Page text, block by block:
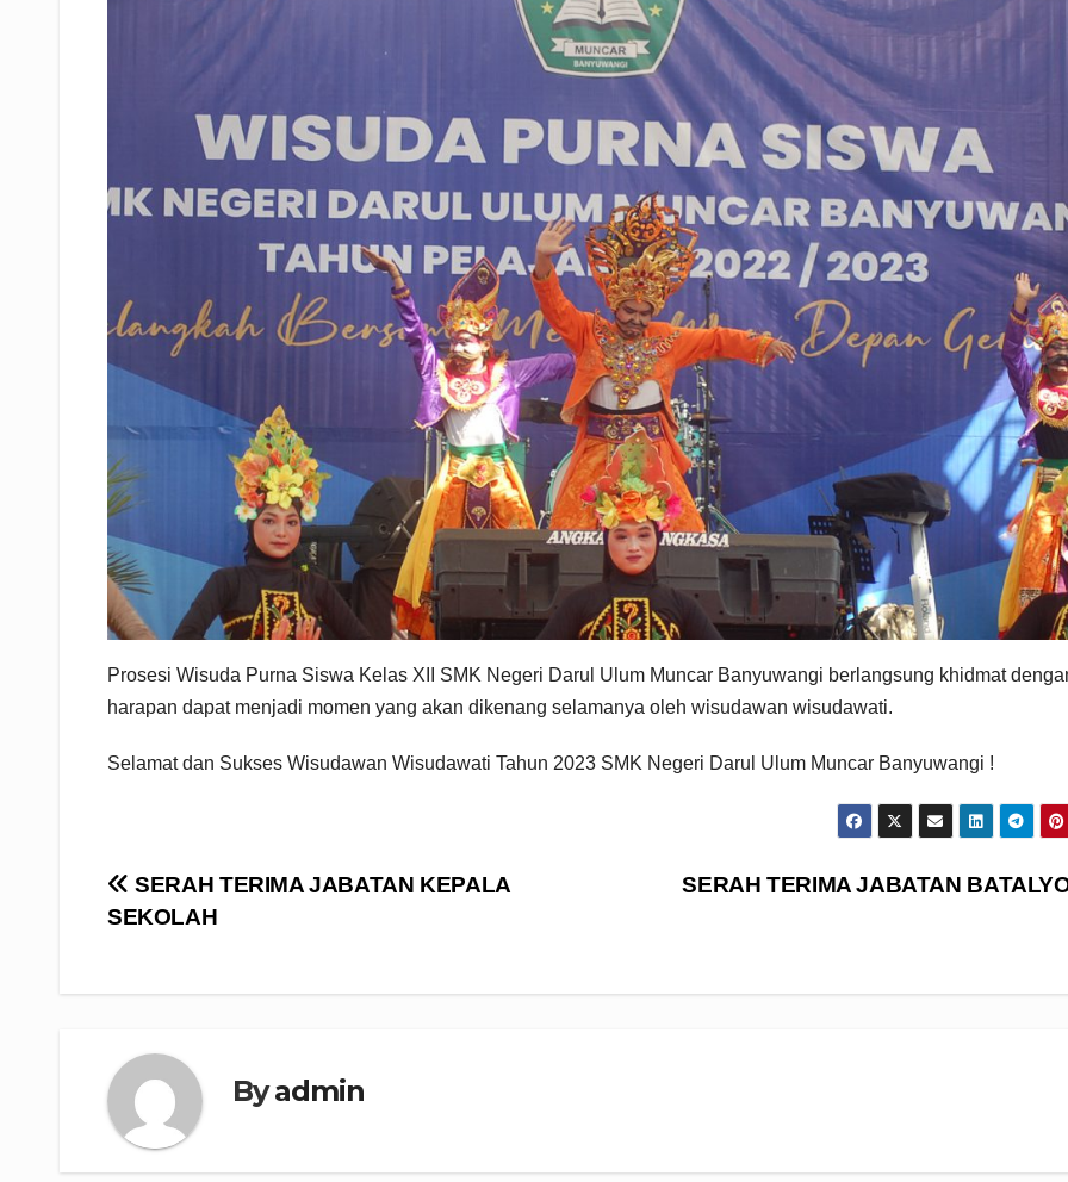
Prosesi Wisuda Purna Siswa Kelas XII SMK Negeri Darul Ulum Muncar Banyuwangi berlangsung khidmat
harapan dapat menjadi momen yang akan dikenang selamanya oleh wisudawan wisudawati.
Selamat dan Sukses Wisudawan Wisudawati Tahun 2023 SMK Negeri Darul Ulum Muncar Banyuwangi !
Navigasi
SERAH TERIMA JABATAN
SERAH TERIMA JABATAN KEPALA
SEKOLAH
Byadmin